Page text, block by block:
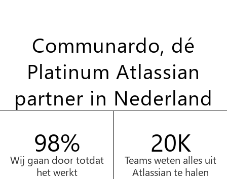
Communardo, dé
Platinum Atlassian
partner in Nederland
100%
Wij gaan door totdat
het werkt
20K
Teams weten alles uit
Atlassian te halen